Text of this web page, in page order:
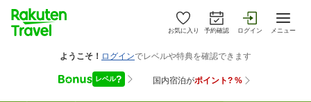
お気に入り 予約確認 ログイン メニュー